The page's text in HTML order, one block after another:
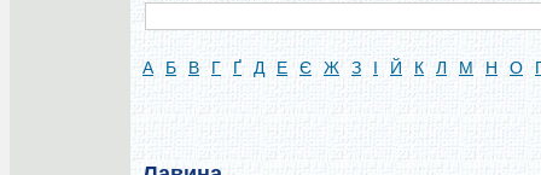
А Б В Г Ґ Д Е Є Ж З І Й К Л М Н О